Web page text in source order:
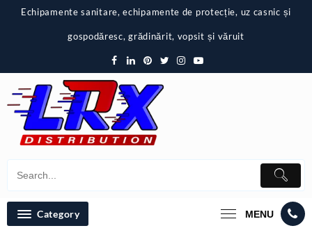
Echipamente sanitare, echipamente de protecție, uz casnic și
gospodăresc, grădinărit, vopsit și văruit
Category MENU